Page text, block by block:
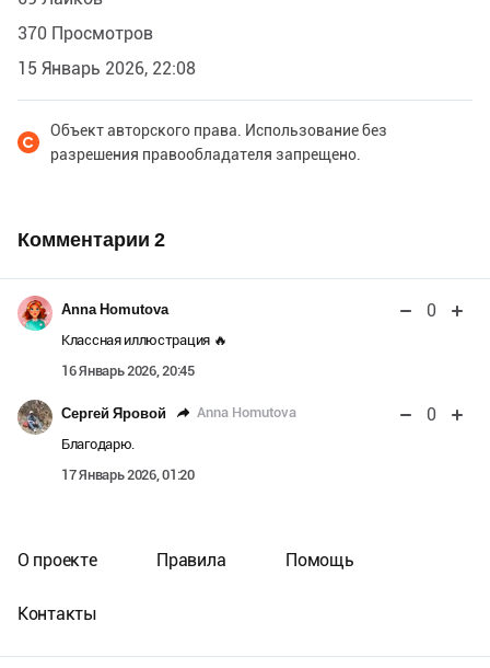
370 Просмотров
15 Январь 2026, 22:08
Объект авторского права. Использование без
разрешения правообладателя запрещено.
Комментарии 2
Anna Homutova 0
Классная иллюстрация 🔥
16 Январь 2026, 20:45
Сергей Яровой Anna Homutova 0
Благодарю.
17 Январь 2026, 01:20
О проекте Правила Помощь
Контакты